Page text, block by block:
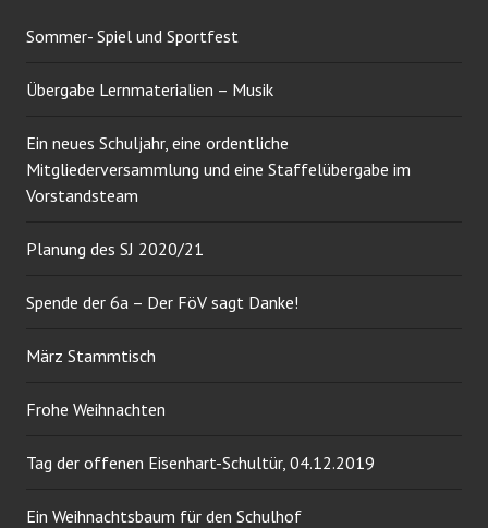
Sommer- Spiel und Sportfest
Übergabe Lernmaterialien – Musik
Ein neues Schuljahr, eine ordentliche
Mitgliederversammlung und eine Staffelübergabe im
Vorstandsteam
Planung des SJ 2020/21
Spende der 6a – Der FöV sagt Danke!
März Stammtisch
Frohe Weihnachten
Tag der offenen Eisenhart-Schultür, 04.12.2019
Ein Weihnachtsbaum für den Schulhof